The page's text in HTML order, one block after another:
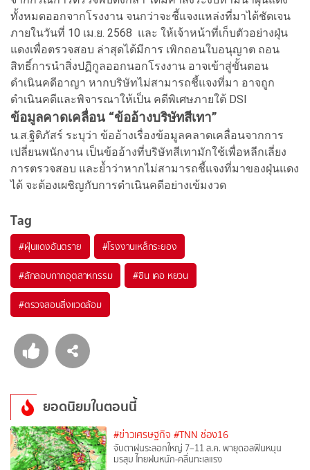
ทั้งหมดออกจากโรงงาน จนกว่าจะชี้แจงแหล่งที่มาได้ชัดเจน
ภายในวันที่ 10 เม.ย. 2568 และ ให้เจ้าหน้าที่เก็บตัวอย่างฝุ่น
แดงเพื่อตรวจสอบ ล่าสุดได้มีการ เพิกถอนใบอนุญาต ถอน
สิทธิ์การนำสิ่งปฏิกูลออกนอกโรงงาน อาจเข้าสู่ขั้นตอน
ดำเนินคดีอาญา หากบริษัทไม่สามารถชี้แจงที่มา อาจถูก
ดำเนินคดีและพิจารณาให้เป็น คดีพิเศษภายใต้ DSI
ข้อมูลคาดเคลื่อน “ข้ออ้างบริษัทสีเทา”
น.ส.ฐิติภัสร์ ระบุว่า ข้ออ้างเรื่องข้อมูลคลาดเคลื่อนจากการ
เปลี่ยนพนักงาน เป็นข้ออ้างที่บริษัทสีเทามักใช้เพื่อหลีกเลี่ยง
การตรวจสอบ และย้ำว่าหากไม่สามารถชี้แจงที่มาของฝุ่นแดง
ได้ จะต้องเผชิญกับการดำเนินคดีอย่างเข้มงวด
Tag
#ฝุ่นแดงอันตราย #โรงงานเหล็กระยอง
#ลักลอบกากอุตสาหกรรม #ซิน เคอ หยวน
#ตรวจสอบสิ่งแวดล้อม
ยอดนิยมในตอนนี้
#ข่าวเศรษฐกิจ #TNN ช่อง16
จับตาฝนระลอกใหญ่ 7–11 ส.ค. พายุดอลฟินหนุน
มรสุม ไทยฝนหนัก-คลื่นทะเลแรง